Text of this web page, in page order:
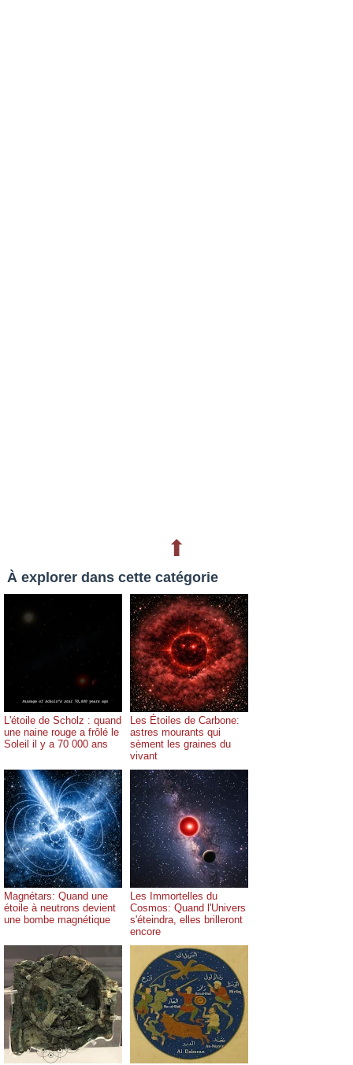
⬆
À explorer dans cette catégorie
L'étoile de Scholz : quand
une naine rouge a frôlé le
Soleil il y a 70 000 ans
Les Étoiles de Carbone:
astres mourants qui
sèment les graines du
vivant
Magnétars: Quand une
étoile à neutrons devient
une bombe magnétique
Les Immortelles du
Cosmos: Quand l'Univers
s'éteindra, elles brilleront
encore